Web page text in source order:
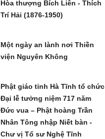
Hòa thượng Bích Liên - Thích
Trí Hải (1876-1950)
Một ngày an lành nơi Thiền
viện Nguyên Không
Phật giáo tỉnh Hà Tĩnh tổ chức
Đại lễ tưởng niệm 717 năm
Đức vua – Phật hoàng Trần
Nhân Tông nhập Niết bàn -
Chư vị Tổ sư Nghệ Tĩnh